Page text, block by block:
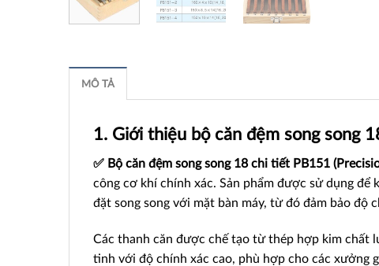
MÔ TẢ
1. Giới thiệu bộ căn đệm song song
✅ Bộ căn đệm song song 18 chi tiết PB151
công cơ khí chính xác. Sản phẩm được sử dụng
đặt song song với mặt bàn máy, từ đó đảm bảo độ
Các thanh căn được chế tạo từ thép hợp kim chất
tinh với độ chính xác cao, phù hợp cho các xưởng